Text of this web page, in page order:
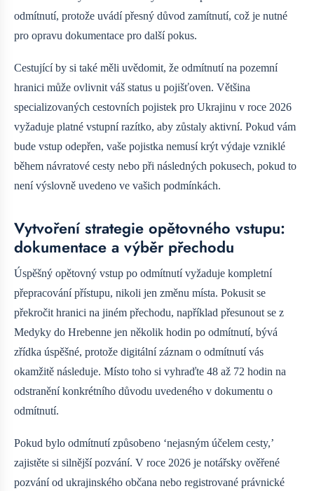
odmítnutí, protože uvádí přesný důvod zamítnutí, což je nutné
pro opravu dokumentace pro další pokus.
Cestující by si také měli uvědomit, že odmítnutí na pozemní
hranici může ovlivnit váš status u pojišťoven. Většina
specializovaných cestovních pojistek pro Ukrajinu v roce 2026
vyžaduje platné vstupní razítko, aby zůstaly aktivní. Pokud vám
bude vstup odepřen, vaše pojistka nemusí krýt výdaje vzniklé
během návratové cesty nebo při následných pokusech, pokud to
není výslovně uvedeno ve vašich podmínkách.
Vytvoření strategie opětovného vstupu:
dokumentace a výběr přechodu
Úspěšný opětovný vstup po odmítnutí vyžaduje kompletní
přepracování přístupu, nikoli jen změnu místa. Pokusit se
překročit hranici na jiném přechodu, například přesunout se z
Medyky do Hrebenne jen několik hodin po odmítnutí, bývá
zřídka úspěšné, protože digitální záznam o odmítnutí vás
okamžitě následuje. Místo toho si vyhraďte 48 až 72 hodin na
odstranění konkrétního důvodu uvedeného v dokumentu o
odmítnutí.
Pokud bylo odmítnutí způsobeno ‘nejasným účelem cesty,’
zajistěte si silnější pozvání. V roce 2026 je notářsky ověřené
pozvání od ukrajinského občana nebo registrované právnické